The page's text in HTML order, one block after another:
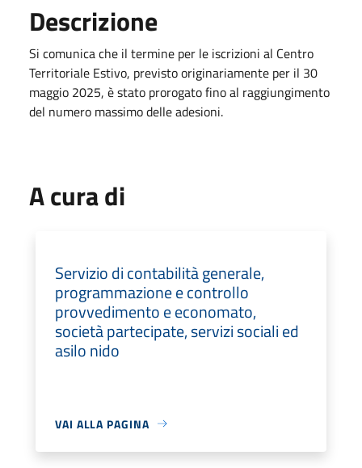
Descrizione
Si comunica che il termine per le iscrizioni al Centro
Territoriale Estivo, previsto originariamente per il 30
maggio 2025, è stato prorogato fino al raggiungimento
del numero massimo delle adesioni.
A cura di
Servizio di contabilità generale,
programmazione e controllo
provvedimento e economato,
società partecipate, servizi sociali ed
asilo nido
VAI ALLA PAGINA